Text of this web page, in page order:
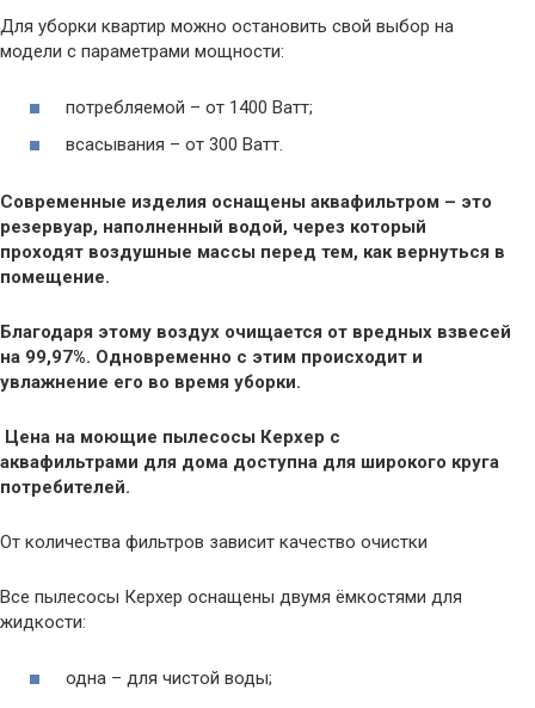
Для уборки квартир можно остановить свой выбор на
модели с параметрами мощности:
потребляемой – от 1400 Ватт;
всасывания – от 300 Ватт.
Современные изделия оснащены аквафильтром – это
резервуар, наполненный водой, через который
проходят воздушные массы перед тем, как вернуться в
помещение.
Благодаря этому воздух очищается от вредных взвесей
на 99,97%. Одновременно с этим происходит и
увлажнение его во время уборки.
Цена на моющие пылесосы Керхер с
аквафильтрами для дома доступна для широкого круга
потребителей.
От количества фильтров зависит качество очистки
Все пылесосы Керхер оснащены двумя ёмкостями для
жидкости:
одна – для чистой воды;